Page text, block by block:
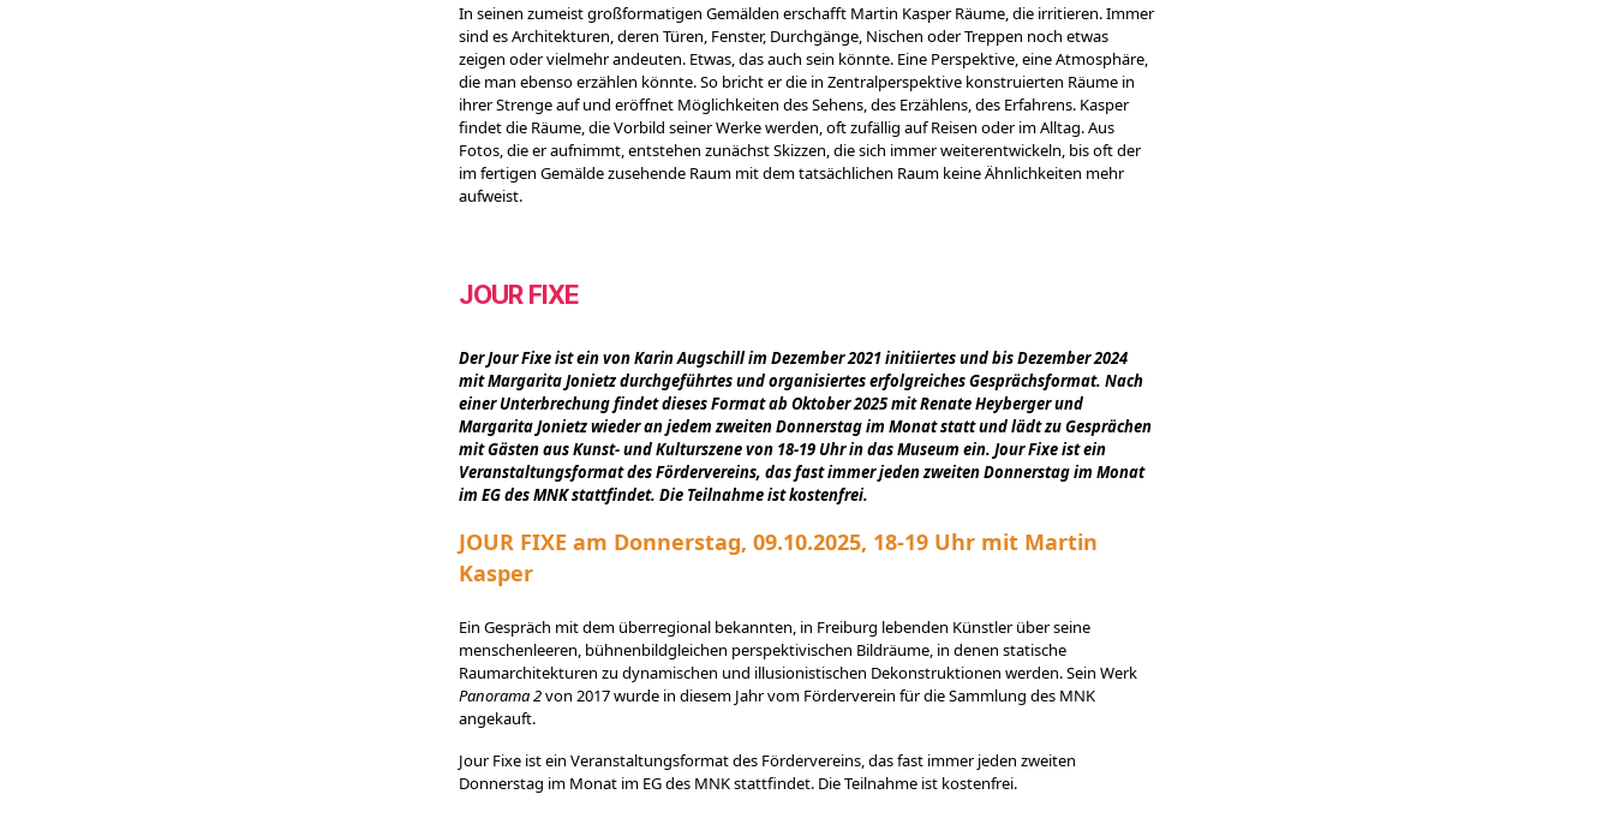
In seinen zumeist großformatigen Gemälden erschafft Martin Kasper Räume, die irritieren. Immer
sind es Architekturen, deren Türen, Fenster, Durchgänge, Nischen oder Treppen noch etwas
zeigen oder vielmehr andeuten. Etwas, das auch sein könnte. Eine Perspektive, eine Atmosphäre,
die man ebenso erzählen könnte. So bricht er die in Zentralperspektive konstruierten Räume in
ihrer Strenge auf und eröffnet Möglichkeiten des Sehens, des Erzählens, des Erfahrens. Kasper
findet die Räume, die Vorbild seiner Werke werden, oft zufällig auf Reisen oder im Alltag. Aus
Fotos, die er aufnimmt, entstehen zunächst Skizzen, die sich immer weiterentwickeln, bis oft der
im fertigen Gemälde zusehende Raum mit dem tatsächlichen Raum keine Ähnlichkeiten mehr
aufweist.
JOUR FIXE
Der Jour Fixe ist ein von Karin Augschill im Dezember 2021 initiiertes und bis Dezember 2024
mit Margarita Jonietz durchgeführtes und organisiertes erfolgreiches Gesprächsformat. Nach
einer Unterbrechung findet dieses Format ab Oktober 2025 mit Renate Heyberger und
Margarita Jonietz wieder an jedem zweiten Donnerstag im Monat statt und lädt zu Gesprächen
mit Gästen aus Kunst- und Kulturszene von 18-19 Uhr in das Museum ein. Jour Fixe ist ein
Veranstaltungsformat des Fördervereins, das fast immer jeden zweiten Donnerstag im Monat
im EG des MNK stattfindet. Die Teilnahme ist kostenfrei.
JOUR FIXE am Donnerstag, 09.10.2025, 18-19 Uhr mit Martin
Kasper
Ein Gespräch mit dem überregional bekannten, in Freiburg lebenden Künstler über seine
menschenleeren, bühnenbildgleichen perspektivischen Bildräume, in denen statische
Raumarchitekturen zu dynamischen und illusionistischen Dekonstruktionen werden. Sein Werk
Panorama 2von 2017 wurde in diesem Jahr vom Förderverein für die Sammlung des MNK
angekauft.
Jour Fixe ist ein Veranstaltungsformat des Fördervereins, das fast immer jeden zweiten
Donnerstag im Monat im EG des MNK stattfindet. Die Teilnahme ist kostenfrei.